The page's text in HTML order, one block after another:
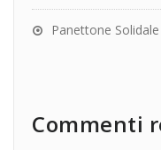
Panettone
Commenti